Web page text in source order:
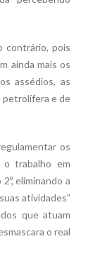
contrário, pois
ainda mais os
assédios, as
petrolífera e de
os
o trabalho em
eliminando a
atividades”
que atuam
o real